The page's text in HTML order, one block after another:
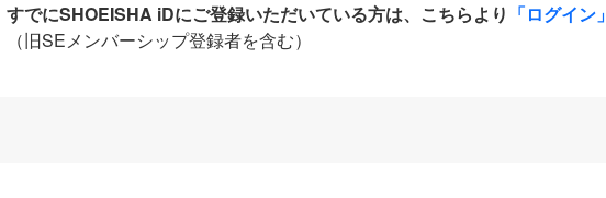
すでにSHOEISHA iDにご登録いただいている方は、こちらより 「ログイン」
（旧SEメンバーシップ登録者を含む）